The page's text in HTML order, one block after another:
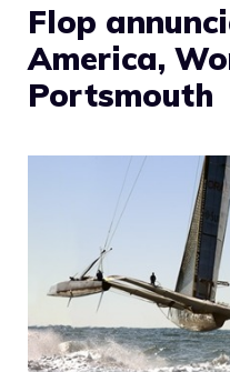
Flop
America,
Portsmouth